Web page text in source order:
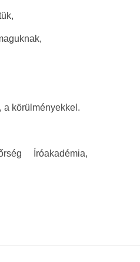
a körülményekkel.
Íróakadémia,